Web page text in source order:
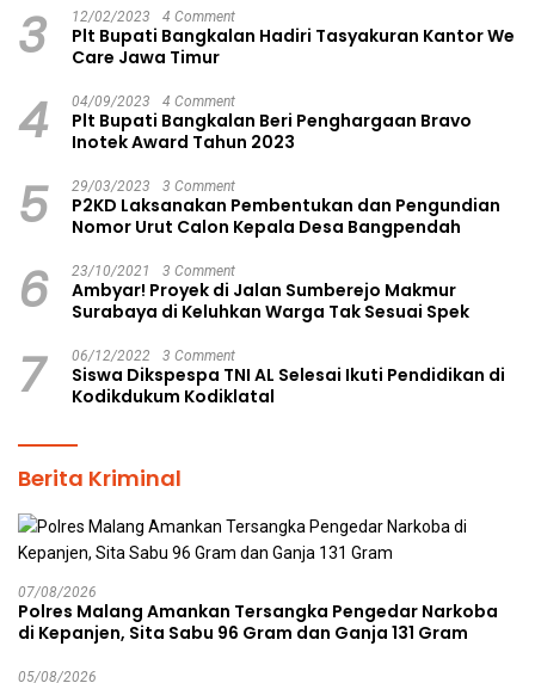
3 12/02/2023 4 Comment
Plt Bupati Bangkalan Hadiri Tasyakuran Kantor We
Care Jawa Timur
4 04/09/2023 4 Comment
Plt Bupati Bangkalan Beri Penghargaan Bravo
Inotek Award Tahun 2023
5 29/03/2023 3 Comment
P2KD Laksanakan Pembentukan dan Pengundian
Nomor Urut Calon Kepala Desa Bangpendah
6 23/10/2021 3 Comment
Ambyar! Proyek di Jalan Sumberejo Makmur
Surabaya di Keluhkan Warga Tak Sesuai Spek
7 06/12/2022 3 Comment
Siswa Dikspespa TNI AL Selesai Ikuti Pendidikan di
Kodikdukum Kodiklatal
Berita Kriminal
07/08/2026
Polres Malang Amankan Tersangka Pengedar Narkoba
di Kepanjen, Sita Sabu 96 Gram dan Ganja 131 Gram
05/08/2026